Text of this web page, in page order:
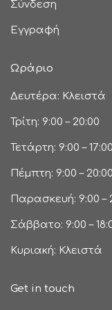
Σύνδεση
Εγγραφή
Ωράριο
Δευτέρα: Κλειστά
Τρίτη: 9:00 – 20:00
Τετάρτη: 9:00 – 17:00
Πέμπτη: 9:00 – 20:00
Παρασκευή: 9:00 –
Σάββατο: 9:00 –
Κυριακή: Κλειστά
Get in touch